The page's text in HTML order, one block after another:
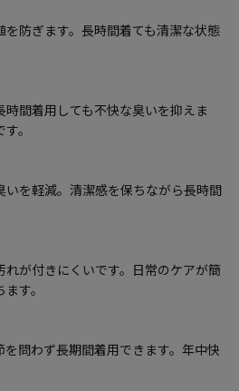
防ぎます。長時間着ても清潔な状態
間着用しても不快な臭いを抑えま
。
いを軽減。清潔感を保ちながら長時間
れが付きにくいです。日常のケアが簡
す。
問わず長期間着用できます。年中快